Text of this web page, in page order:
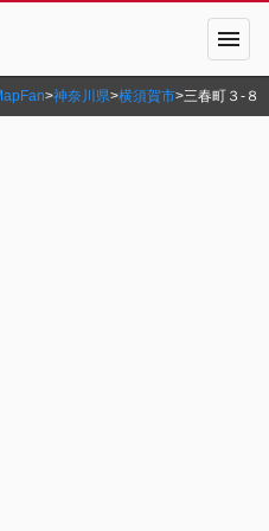
menu
>神奈川県>横須賀市>三春町３‐８